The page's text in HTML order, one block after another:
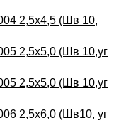
2,5х4,5 (Шв 10,
2,5х5,0 (Шв 10,уг
2,5х5,0 (Шв 10,уг
2,5х6,0 (Шв10, уг